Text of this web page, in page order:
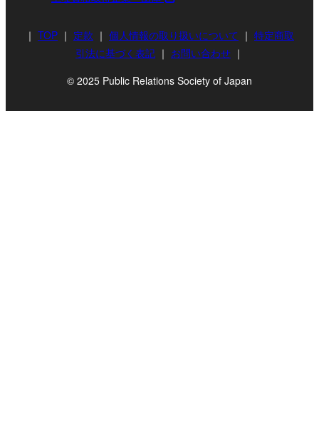
｜ TOP ｜ 定款 ｜ 個人情報の取り扱いについて ｜ 特定商取
引法に基づく表記 ｜ お問い合わせ ｜
© 2025 Public Relations Society of Japan